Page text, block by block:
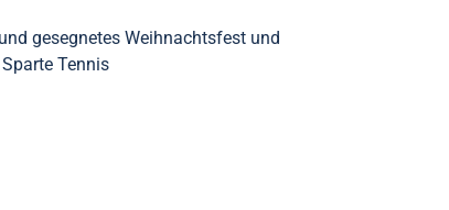
gesegnetes Weihnachtsfest und
Tennis